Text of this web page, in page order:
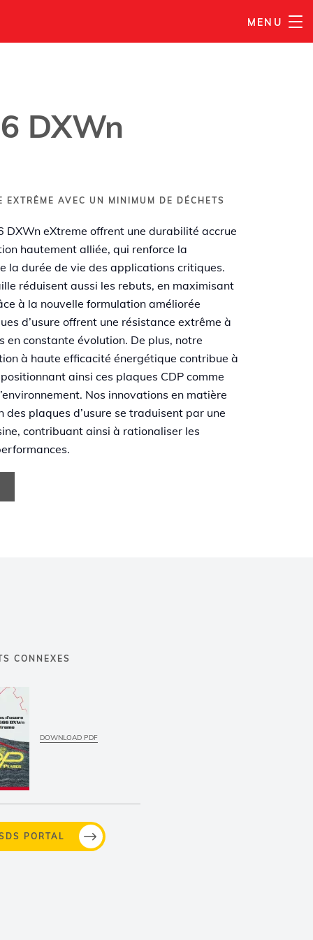
MENU
DXWn
EXTRÊME AVEC UN MINIMUM DE DÉCHETS
DXWn eXtreme offrent une durabilité accrue
hautement alliée, qui renforce la
la durée de vie des applications critiques.
réduisent aussi les rebuts, en maximisant
à la nouvelle formulation améliorée
d’usure offrent une résistance extrême à
en constante évolution. De plus, notre
à haute efficacité énergétique contribue à
ainsi ces plaques CDP comme
Nos innovations en matière
plaques d’usure se traduisent par une
contribuant ainsi à rationaliser les
CONNEXES
DOWNLOAD PDF
PORTAL